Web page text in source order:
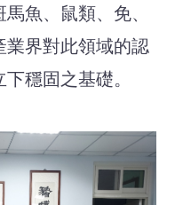
魚、鼠類、免、
業界對此領域的認
穩固之基礎。